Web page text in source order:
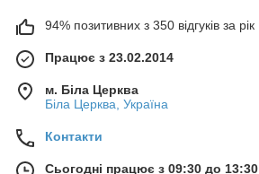
94% позитивних з 350 відгуків за рік
Працює з 23.02.2014
м. Біла Церква
Біла Церква, Україна
Контакти
Сьогодні працює з 09:30 до 13:30